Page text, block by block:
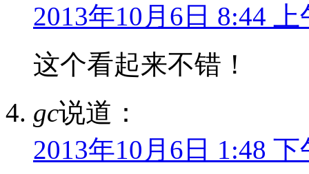
2013年10月6日 8:44 上
这个看起来不错！
gc说道：
2013年10月6日 1:48 下